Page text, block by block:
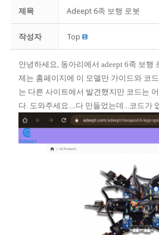
제목 Adeept 6족 보행 로봇
작성자 Top
안녕하세요, 동아리에서 adeept 6족 보행
제는 홈페이지에 이 모델만 가이드와 코
는 다른 사이트에서 발견했지만 코드는
다. 도와주세요....다 만들었는데...코드가